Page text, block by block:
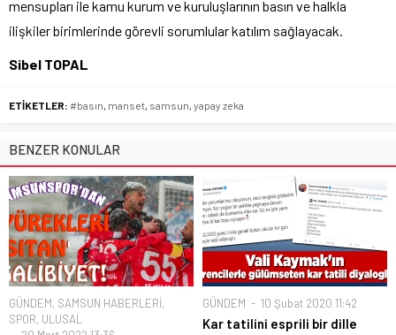
mensupları ile kamu kurum ve kuruluşlarının basın ve halkla
ilişkiler birimlerinde görevli sorumlular katılım sağlayacak.
Sibel TOPAL
ETİKETLER: #basın, manset, samsun, yapay zeka
BENZER KONULAR
GÜNDEM, SAMSUN HABERLERİ,
SPOR, ULUSAL
GÜNDEM 10 Şubat 2020 11:42
Kar tatilini esprili bir dille